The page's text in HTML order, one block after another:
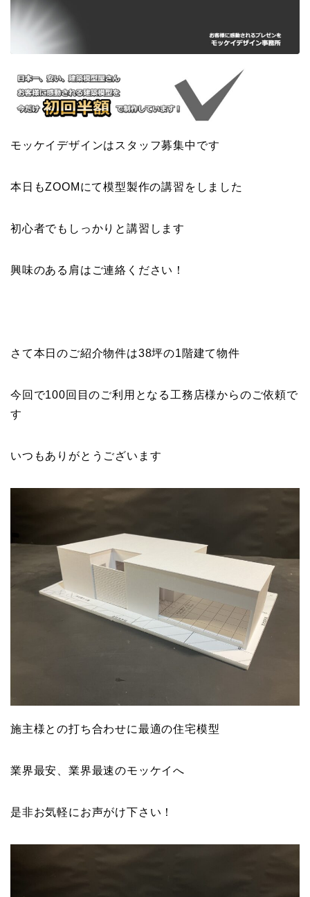
モッケイデザインはスタッフ募集中です
本日もZOOMにて模型製作の講習をしました
初心者でもしっかりと講習します
興味のある肩はご連絡ください！
さて本日のご紹介物件は38坪の1階建て物件
今回で100回目のご利用となる工務店様からのご依頼で
す
いつもありがとうございます
施主様との打ち合わせに最適の住宅模型
業界最安、業界最速のモッケイへ
是非お気軽にお声がけ下さい！